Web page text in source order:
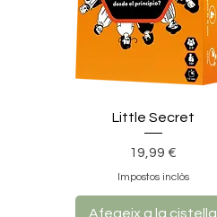
Little Secret
Preu
19,99 €
Impostos inclòs
Afegeix a la cistella